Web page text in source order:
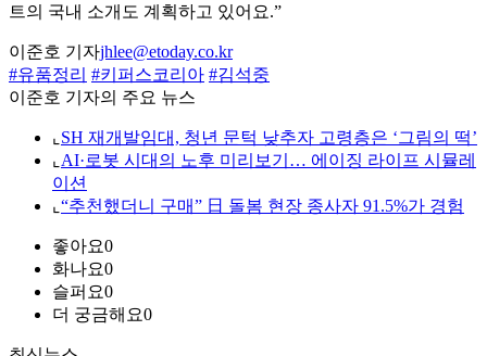
트의 국내 소개도 계획하고 있어요.”
이준호 기자jhlee@etoday.co.kr
#유품정리 #키퍼스코리아 #김석중
이준호 기자의 주요 뉴스
⌞ SH 재개발임대, 청년 문턱 낮추자 고령층은 ‘그림의 떡’
⌞ AI·로봇 시대의 노후 미리보기… 에이징 라이프 시뮬레
이션
⌞ “추천했더니 구매” 日 돌봄 현장 종사자 91.5%가 경험
좋아요0
화나요0
슬퍼요0
더 궁금해요0